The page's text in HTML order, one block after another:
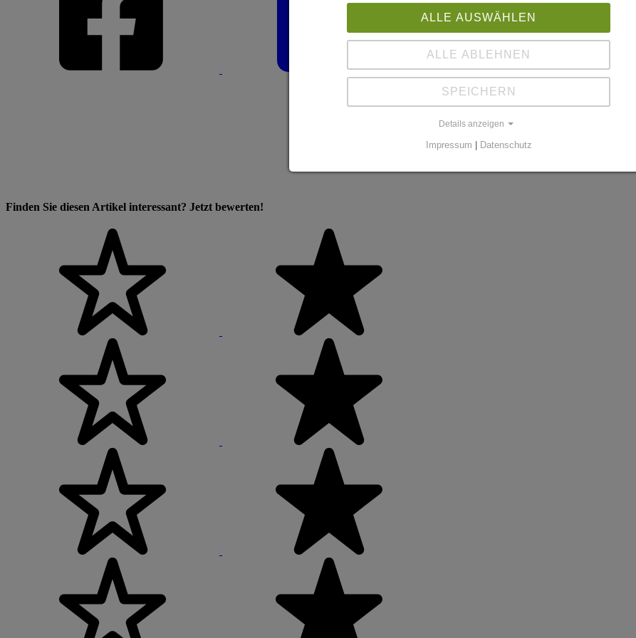
Finden Sie diesen Artikel interessant? Jetzt bewerten!
ALLE AUSWÄHLEN
ALLE ABLEHNEN
SPEICHERN
Details anzeigen
Impressum Datenschutz